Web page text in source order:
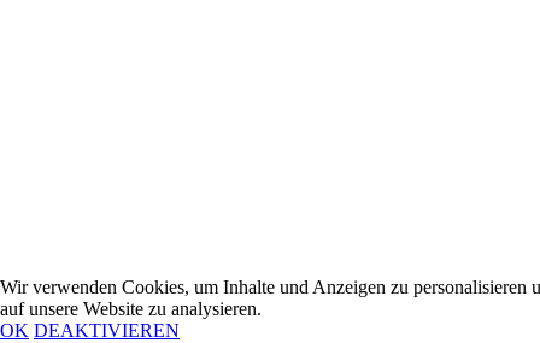
Wir verwenden Cookies, um Inhalte und Anzeigen zu personalisieren
auf unsere Website zu analysieren.
OK DEAKTIVIEREN